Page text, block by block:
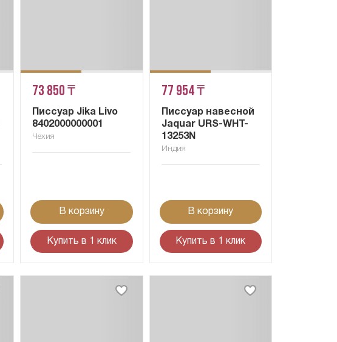
73 850 ₸
Писсуар Jika Livo
8402000000001
Чехия
В корзину
Купить в 1 клик
77 954 ₸
Писсуар навесной
Jaquar URS-WHT-
13253N
Индия
В корзину
Купить в 1 клик